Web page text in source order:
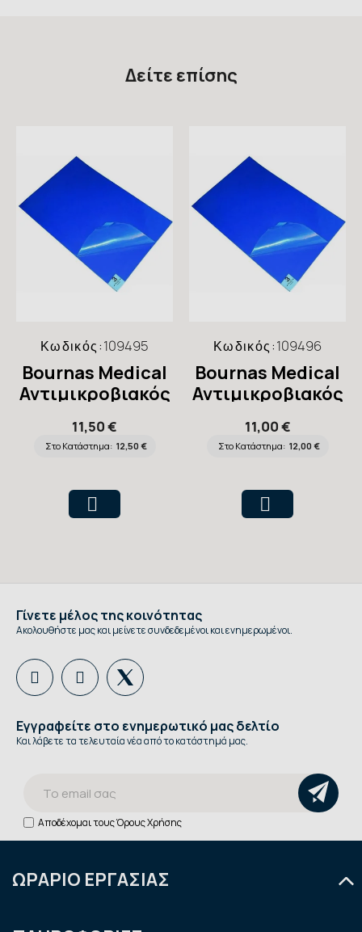
Δείτε επίσης
Κωδικός:109495
Bournas Medical
Αντιμικροβιακός
Τάπητας
Χειρουργείου
115cm x 45cm, 30
11,50 €
Στο Κατάστημα: 12,50 €
Κωδικός:109496
Bournas Medical
Αντιμικροβιακός
Τάπητας
Χειρουργείου
90cm x 45cm, 30
11,00 €
Στο Κατάστημα: 12,00 €
Γίνετε μέλος της κοινότητας
Ακολουθήστε μας και μείνετε συνδεδεμένοι και ενημερωμένοι.
Εγγραφείτε στο ενημερωτικό μας δελτίο
Και λάβετε τα τελευταία νέα από το κατάστημά μας.
Αποδέχομαι τουςΌρους Χρήσης
ΩΡΑΡΙΟ ΕΡΓΑΣΙΑΣ